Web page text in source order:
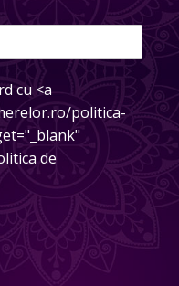
cu <a
politica-
de